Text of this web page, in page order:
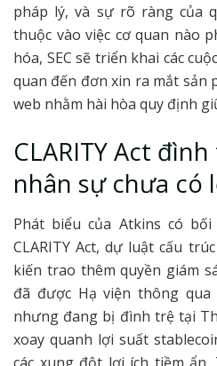
pháp lý, và sự rõ ràng của
thuộc vào việc cơ quan nào
hóa, SEC sẽ triển khai các
quan đến đơn xin ra mắt sản
web nhằm hài hòa quy định
CLARITY Act
nhân sự chưa có
Phát biểu của Atkins có
CLARITY Act, dự luật cấu
kiến trao thêm quyền giám
đã được Hạ viện thông
nhưng đang bị đình trệ tại
xoay quanh lợi suất
các xung đột lợi ích tiềm